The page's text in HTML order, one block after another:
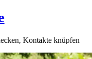
Kontakte knüpfen